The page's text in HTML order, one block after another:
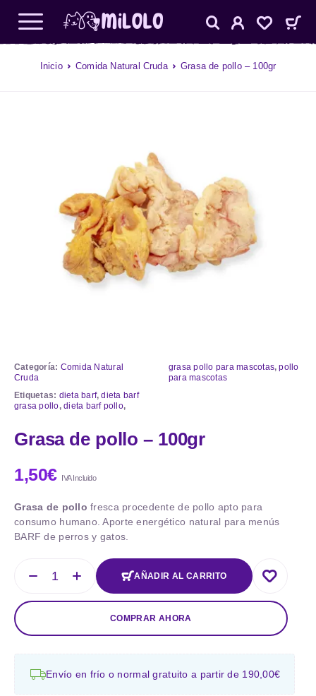
Inicio Comida Natural Cruda Grasa de pollo – 100gr
Categoría: Comida Natural
Cruda
Etiquetas: dieta barf,dieta barf
grasa pollo,dieta barf pollo,
grasa pollo para mascotas,pollo
para mascotas
Grasa de pollo – 100gr
1,50€ IVA Incluido
Grasa de pollo fresca procedente de pollo apto para
consumo humano. Aporte energético natural para menús
BARF de perros y gatos.
AÑADIR AL CARRITO
COMPRAR AHORA
Envío en frío o normal gratuito a partir de 190,00€